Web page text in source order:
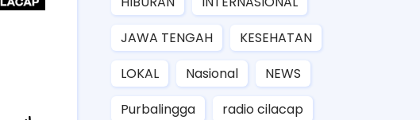
JAWA TENGAH
KESEHATAN
LOKAL
Nasional
NEWS
Purbalingga
radio cilacap